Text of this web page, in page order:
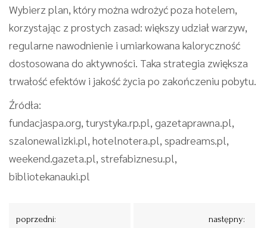
Wybierz plan, który można wdrożyć poza hotelem,
korzystając z prostych zasad: większy udział warzyw,
regularne nawodnienie i umiarkowana kaloryczność
dostosowana do aktywności. Taka strategia zwiększa
trwałość efektów i jakość życia po zakończeniu pobytu.
Źródła:
fundacjaspa.org, turystyka.rp.pl, gazetaprawna.pl,
szalonewalizki.pl, hotelnotera.pl, spadreams.pl,
weekend.gazeta.pl, strefabiznesu.pl,
bibliotekanauki.pl
Nawigacja
poprzedni: następny: